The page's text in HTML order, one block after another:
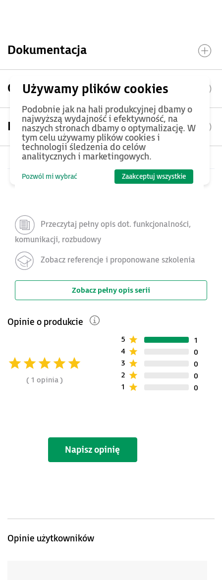
Dokumentacja
Opinie
Kontakt
Pełny opis produktu oraz dokumentacja
Przeczytaj pełny opis dot. funkcjonalności,
komunikacji, rozbudowy
Zobacz referencje i proponowane szkolenia
Zobacz pełny opis serii
Opinie o produkcie
1 opinia
Napisz opinię
5
1
4
0
3
0
2
0
1
0
Opinie użytkowników
Podobnie jak na hali produkcyjnej dbamy o
najwyższą wydajność i efektywność, na
naszych stronach dbamy o optymalizację. W
tym celu używamy plików cookies i
technologii śledzenia do celów
analitycznych i marketingowych.
Pozwól mi wybrać Zaakceptuj wszystkie